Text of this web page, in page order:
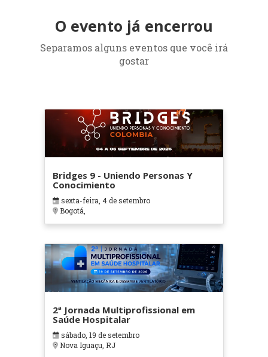
O evento já encerrou
Separamos alguns eventos que você irá
gostar
Bridges 9 - Uniendo Personas Y
Conocimiento
sexta-feira, 4 de setembro
Bogotá,
2ª Jornada Multiprofissional em
Saúde Hospitalar
sábado, 19 de setembro
Nova Iguaçu, RJ